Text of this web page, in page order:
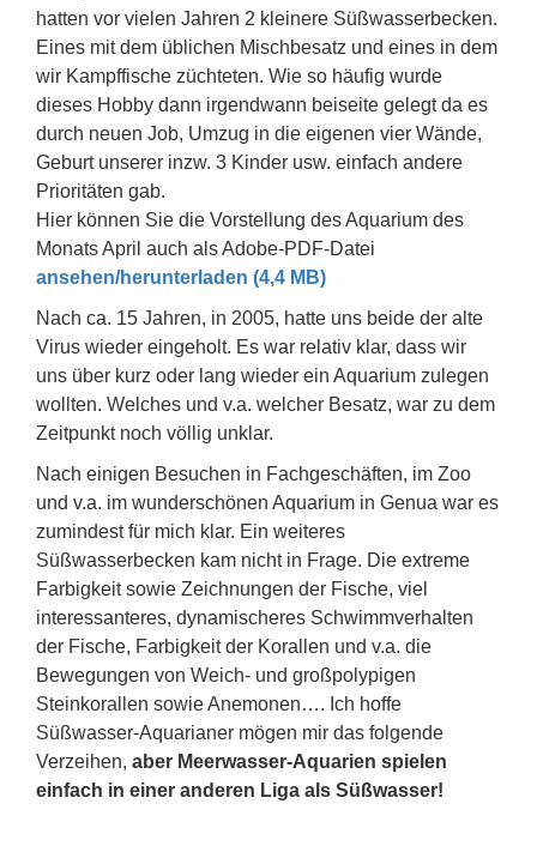
hatten vor vielen Jahren 2 kleinere Süßwasserbecken.
Eines mit dem üblichen Mischbesatz und eines in dem
wir Kampffische züchteten. Wie so häufig wurde
dieses Hobby dann irgendwann beiseite gelegt da es
durch neuen Job, Umzug in die eigenen vier Wände,
Geburt unserer inzw. 3 Kinder usw. einfach andere
Prioritäten gab.
Hier können Sie die Vorstellung des Aquarium des
Monats April auch als Adobe-PDF-Datei
ansehen/herunterladen (4,4 MB)
Nach ca. 15 Jahren, in 2005, hatte uns beide der alte
Virus wieder eingeholt. Es war relativ klar, dass wir
uns über kurz oder lang wieder ein Aquarium zulegen
wollten. Welches und v.a. welcher Besatz, war zu dem
Zeitpunkt noch völlig unklar.
Nach einigen Besuchen in Fachgeschäften, im Zoo
und v.a. im wunderschönen Aquarium in Genua war es
zumindest für mich klar. Ein weiteres
Süßwasserbecken kam nicht in Frage. Die extreme
Farbigkeit sowie Zeichnungen der Fische, viel
interessanteres, dynamischeres Schwimmverhalten
der Fische, Farbigkeit der Korallen und v.a. die
Bewegungen von Weich- und großpolypigen
Steinkorallen sowie Anemonen…. Ich hoffe
Süßwasser-Aquarianer mögen mir das folgende
Verzeihen, aber Meerwasser-Aquarien spielen
einfach in einer anderen Liga als Süßwasser!